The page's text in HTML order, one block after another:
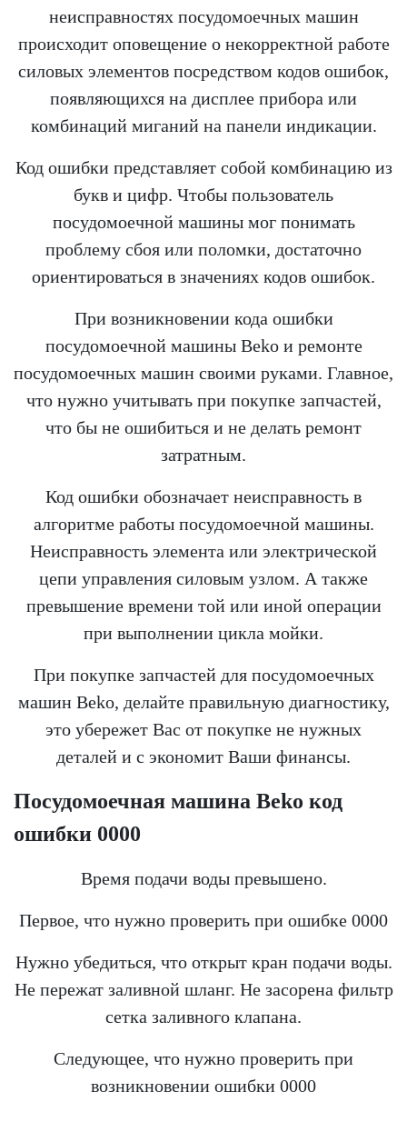
неисправностях посудомоечных машин
происходит оповещение о некорректной работе
силовых элементов посредством кодов ошибок,
появляющихся на дисплее прибора или
комбинаций миганий на панели индикации.
Код ошибки представляет собой комбинацию из
букв и цифр. Чтобы пользователь
посудомоечной машины мог понимать
проблему сбоя или поломки, достаточно
ориентироваться в значениях кодов ошибок.
При возникновении кода ошибки
посудомоечной машины Beko и ремонте
посудомоечных машин своими руками. Главное,
что нужно учитывать при покупке запчастей,
что бы не ошибиться и не делать ремонт
затратным.
Код ошибки обозначает неисправность в
алгоритме работы посудомоечной машины.
Неисправность элемента или электрической
цепи управления силовым узлом. А также
превышение времени той или иной операции
при выполнении цикла мойки.
При покупке запчастей для посудомоечных
машин Beko, делайте правильную диагностику,
это убережет Вас от покупке не нужных
деталей и с экономит Ваши финансы.
Посудомоечная машина Beko код
ошибки 0000
Время подачи воды превышено.
Первое, что нужно проверить при ошибке 0000
Нужно убедиться, что открыт кран подачи воды.
Не пережат заливной шланг. Не засорена фильтр
сетка заливного клапана.
Следующее, что нужно проверить при
возникновении ошибки 0000